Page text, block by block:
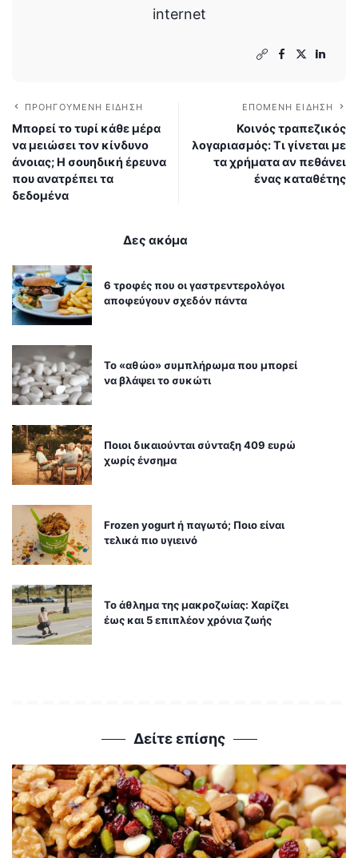
internet
ΠΡΟΗΓΟΎΜΕΝΗ ΕΊΔΗΣΗ
Μπορεί το τυρί κάθε μέρα
να μειώσει τον κίνδυνο
άνοιας; Η σουηδική έρευνα
που ανατρέπει τα
δεδομένα
ΕΠΌΜΕΝΗ ΕΊΔΗΣΗ
Κοινός τραπεζικός
λογαριασμός: Τι γίνεται με
τα χρήματα αν πεθάνει
ένας καταθέτης
Δες ακόμα
6 τροφές που οι γαστρεντερολόγοι
αποφεύγουν σχεδόν πάντα
Το «αθώο» συμπλήρωμα που μπορεί
να βλάψει το συκώτι
Ποιοι δικαιούνται σύνταξη 409 ευρώ
χωρίς ένσημα
Frozen yogurt ή παγωτό; Ποιο είναι
τελικά πιο υγιεινό
Το άθλημα της μακροζωίας: Χαρίζει
έως και 5 επιπλέον χρόνια ζωής
Δείτε επίσης